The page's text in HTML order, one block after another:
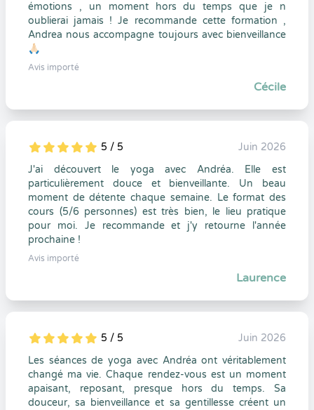
émotions , un moment hors du temps que je n
oublierai jamais ! Je recommande cette formation ,
Andrea nous accompagne toujours avec bienveillance
🙏🏻
Avis importé
Cécile
5
1
5
0 5 / 5
Juin 2026
J'ai découvert le yoga avec Andréa. Elle est
particulièrement douce et bienveillante. Un beau
moment de détente chaque semaine. Le format des
cours (5/6 personnes) est très bien, le lieu pratique
pour moi. Je recommande et j'y retourne l'année
prochaine !
Avis importé
Laurence
5
1
5
0 5 / 5
Juin 2026
Les séances de yoga avec Andréa ont véritablement
changé ma vie. Chaque rendez-vous est un moment
apaisant, reposant, presque hors du temps. Sa
douceur, sa bienveillance et sa gentillesse créent un